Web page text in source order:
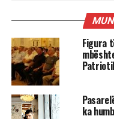
Figura
ka